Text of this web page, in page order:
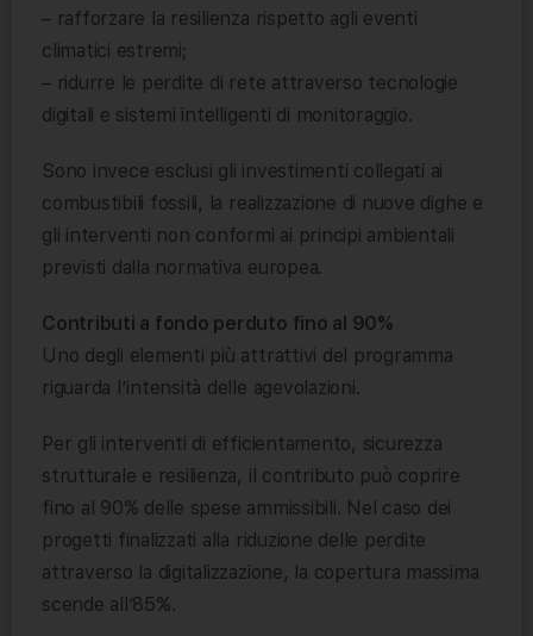
– rafforzare la resilienza rispetto agli eventi
climatici estremi;
– ridurre le perdite di rete attraverso tecnologie
digitali e sistemi intelligenti di monitoraggio.
Sono invece esclusi gli investimenti collegati ai
combustibili fossili, la realizzazione di nuove dighe e
gli interventi non conformi ai principi ambientali
previsti dalla normativa europea.
Contributi a fondo perduto fino al 90%
Uno degli elementi più attrattivi del programma
riguarda l’intensità delle agevolazioni.
Per gli interventi di efficientamento, sicurezza
strutturale e resilienza, il contributo può coprire
fino al 90% delle spese ammissibili. Nel caso dei
progetti finalizzati alla riduzione delle perdite
attraverso la digitalizzazione, la copertura massima
scende all’85%.